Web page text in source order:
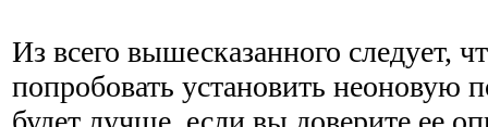
Из всего вышесказанного следует,
попробовать установить неоновую